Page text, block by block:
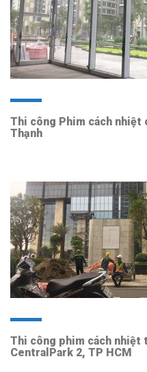
Thi công Phim cách nhiệt
Thạnh
Thi công phim cách nhiệt
CentralPark 2, TP HCM